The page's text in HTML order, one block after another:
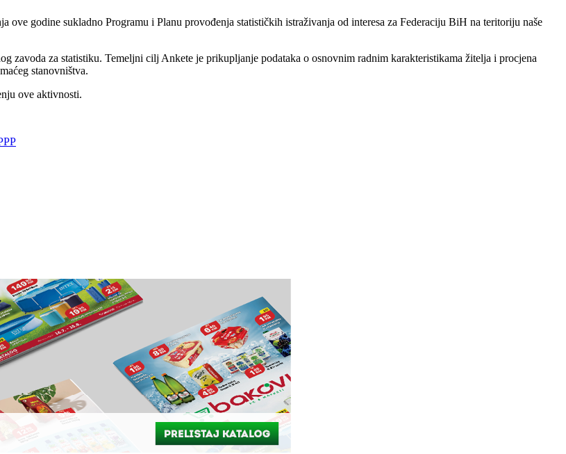
ove godine sukladno Programu i Planu provođenja statističkih istraživanja od interesa za Federaciju BiH na teritoriju naše
zavoda za statistiku. Temeljni cilj Ankete je prikupljanje podataka o osnovnim radnim karakteristikama žitelja i procjena
stanovništva.
ove aktivnosti.